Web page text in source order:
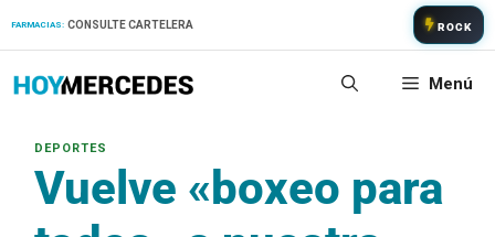
FARMACIAS: CONSULTE CARTELERA ROCK
Menú
Vuelve «boxeo para